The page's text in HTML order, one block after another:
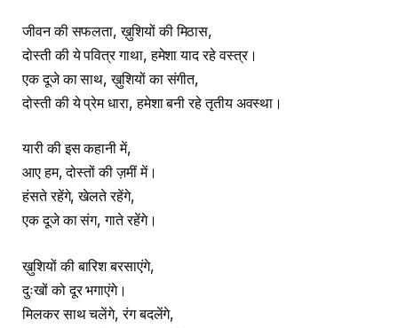
जीवन की सफलता, ख़ुशियों की मिठास,
दोस्ती की ये पवित्र गाथा, हमेशा याद रहे वस्त्र।
एक दूजे का साथ, ख़ुशियों का संगीत,
दोस्ती की ये प्रेम धारा, हमेशा बनी रहे तृतीय अवस्था।
यारी की इस कहानी में,
आए हम, दोस्तों की ज़मीं में।
हंसते रहेंगे, खेलते रहेंगे,
एक दूजे का संग, गाते रहेंगे।
ख़ुशियों की बारिश बरसाएंगे,
दुःखों को दूर भगाएंगे।
मिलकर साथ चलेंगे, रंग बदलेंगे,